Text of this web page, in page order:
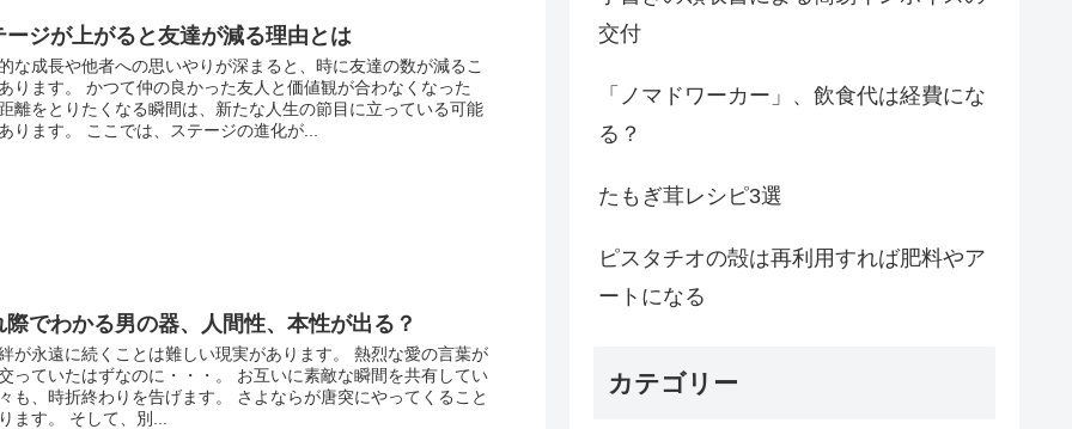
ージが上がると友達が減る理由とは
な成長や他者への思いやりが深まると、時に友達の数が減るこ
ります。 かつて仲の良かった友人と価値観が合わなくなった
離をとりたくなる瞬間は、新たな人生の節目に立っている可能
ります。 ここでは、ステージの進化が...
際でわかる男の器、人間性、本性が出る？
が永遠に続くことは難しい現実があります。 熱烈な愛の言葉が
っていたはずなのに・・・。 お互いに素敵な瞬間を共有してい
も、時折終わりを告げます。 さよならが唐突にやってくること
ます。 そして、別...
交付
「ノマドワーカー」、飲食代は経費にな
る？
たもぎ茸レシピ3選
ピスタチオの殻は再利用すれば肥料やア
ートになる
カテゴリー